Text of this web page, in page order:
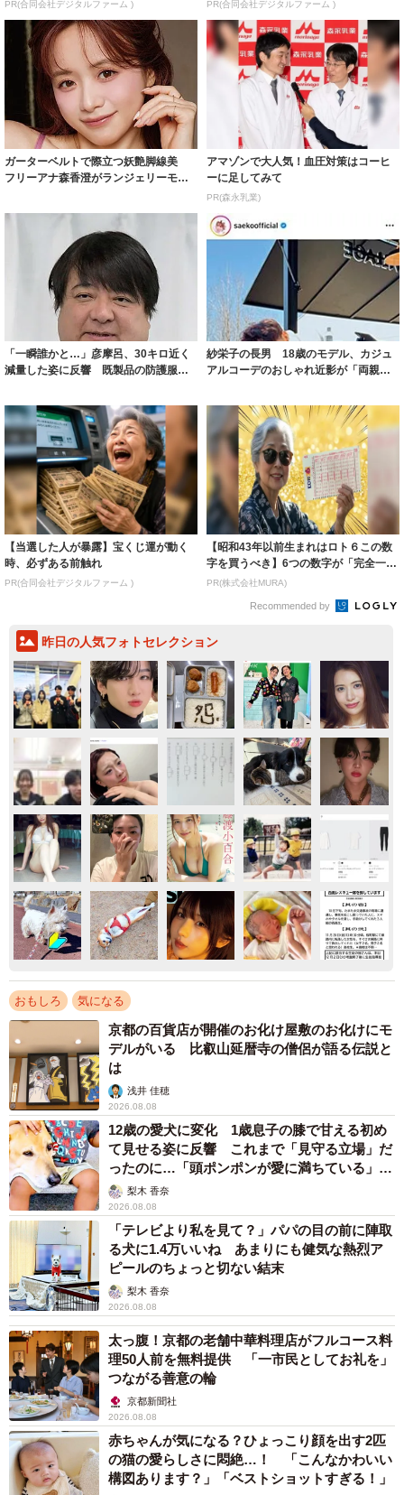
PR(合同会社デジタルファーム ) PR(合同会社デジタルファーム )
ガーターベルトで際立つ妖艶脚線美
フリーアナ森香澄がランジェリーモデ
アマゾンで大人気！血圧対策はコーヒ
ーに足してみて
PR(森永乳業)
「一瞬誰かと…」彦摩呂、30キロ近く
減量した姿に反響 既製品の防護服が
紗栄子の長男 18歳のモデル、カジュ
アルコーデのおしゃれ近影が「両親の
【当選した人が暴露】宝くじ運が動く
時、必ずある前触れ
PR(合同会社デジタルファーム )
【昭和43年以前生まれはロト６この数
字を買うべき】6つの数字が「完全一
致」する方...
PR(株式会社MURA)
Recommended by
昨日の人気フォトセレクション
おもしろ 気になる
京都の百貨店が開催のお化け屋敷のお化けにモ
デルがいる 比叡山延暦寺の僧侶が語る伝説と
は
浅井 佳穂
2026.08.08
12歳の愛犬に変化 1歳息子の膝で甘える初め
て見せる姿に反響 これまで「見守る立場」だ
ったのに…「頭ポンポンが愛に満ちている」
「尊…」
梨木 香奈
2026.08.08
「テレビより私を見て？」パパの目の前に陣取
る犬に1.4万いいね あまりにも健気な熱烈ア
ピールのちょっと切ない結末
梨木 香奈
2026.08.08
太っ腹！京都の老舗中華料理店がフルコース料
理50人前を無料提供 「一市民としてお礼を」
つながる善意の輪
京都新聞社
2026.08.08
赤ちゃんが気になる？ひょっこり顔を出す2匹
の猫の愛らしさに悶絶…！ 「こんなかわいい
構図あります？」「ベストショットすぎる！」